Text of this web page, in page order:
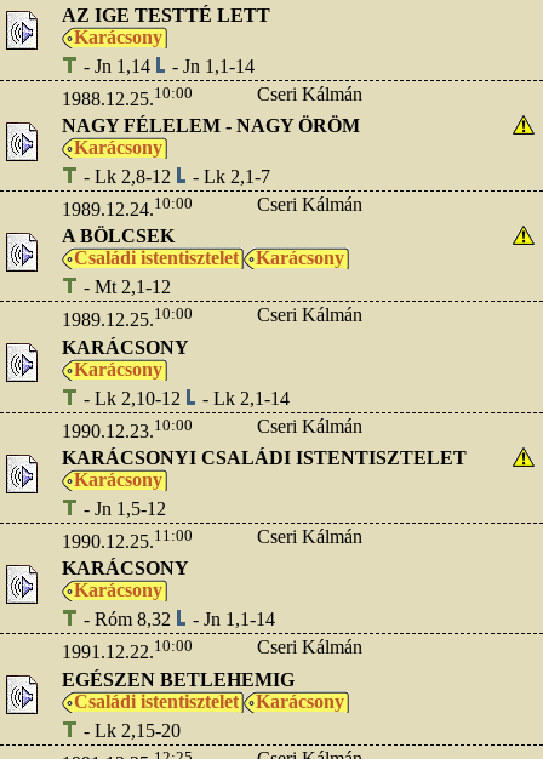
AZ IGE TESTTÉ LETT
Karácsony
- Jn 1,14
- Jn 1,1-14
1988.12.25.10:00
Cseri Kálmán
NAGY FÉLELEM - NAGY ÖRÖM
Karácsony
- Lk 2,8-12
- Lk 2,1-7
1989.12.24.10:00
Cseri Kálmán
A BÖLCSEK
Családi istentisztelet
Karácsony
- Mt 2,1-12
1989.12.25.10:00
Cseri Kálmán
KARÁCSONY
Karácsony
- Lk 2,10-12
- Lk 2,1-14
1990.12.23.10:00
Cseri Kálmán
KARÁCSONYI CSALÁDI ISTENTISZTELET
Karácsony
- Jn 1,5-12
1990.12.25.11:00
Cseri Kálmán
KARÁCSONY
Karácsony
- Róm 8,32
- Jn 1,1-14
1991.12.22.10:00
Cseri Kálmán
EGÉSZEN BETLEHEMIG
Családi istentisztelet
Karácsony
- Lk 2,15-20